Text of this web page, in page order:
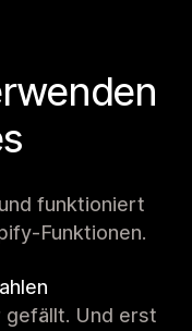
funktioniert
Funktionen.
gefällt. Und erst